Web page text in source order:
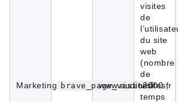
Marketing brave_page_visited
www.audio2000.fr
visites
de
du site
web
(nombre
de
visites,
temps